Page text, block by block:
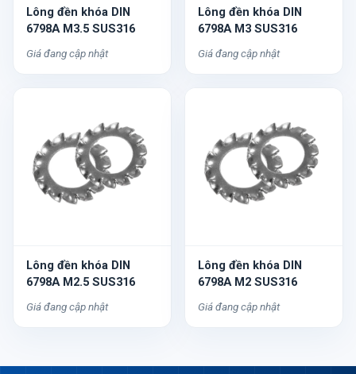
Lông đền khóa DIN
6798A M3.5 SUS316
Giá đang cập nhật
Lông đền khóa DIN
6798A M3 SUS316
Giá đang cập nhật
Lông đền khóa DIN
6798A M2.5 SUS316
Giá đang cập nhật
Lông đền khóa DIN
6798A M2 SUS316
Giá đang cập nhật